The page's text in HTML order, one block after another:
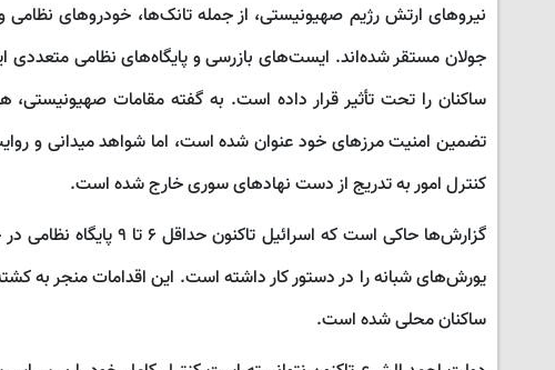
نیروهای ارتش رژیم صهیونیستی، از جمله تانک‌ها، خودروهای
جولان مستقر شده‌اند. ایست‌های بازرسی و پایگاه‌های نظامی متعددی
ساکنان را تحت تأثیر قرار داده است. به گفته مقامات صهیونیستی،
تضمین امنیت مرزهای خود عنوان شده است، اما شواهد میدانی و
کنترل امور به تدریج از دست نهادهای سوری خارج شده است.
گزارش‌ها حاکی است که
یورش‌های شبانه را در دستور کار داشته است. این اقدامات منجر به
ساکنان محلی شده است.